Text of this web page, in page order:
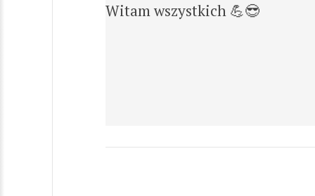
Witam wszystkich 💪😎